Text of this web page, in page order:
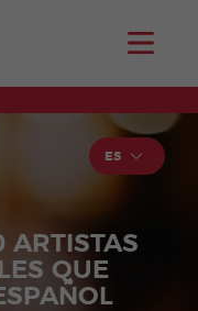
ES
ARTISTAS
QUE